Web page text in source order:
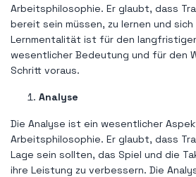
Arbeitsphilosophie. Er glaubt, dass
bereit sein müssen, zu lernen und
Lernmentalität ist für den
wesentlicher Bedeutung und für den
Schritt voraus.
Analyse
Die Analyse ist ein wesentlicher
Arbeitsphilosophie. Er glaubt, dass
Lage sein sollten, das Spiel und die
ihre Leistung zu verbessern. Die